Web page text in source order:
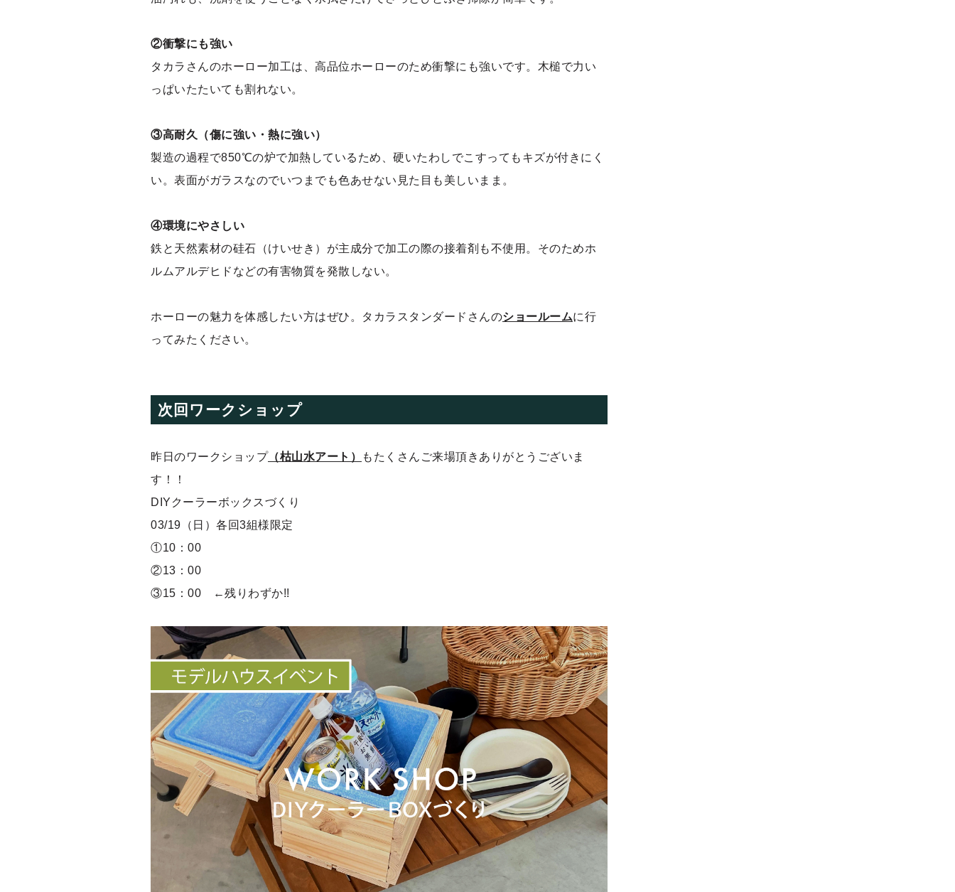
②衝撃にも強い
タカラさんのホーロー加工は、高品位ホーローのため衝撃にも強いです。木槌で力い
っぱいたたいても割れない。
③高耐久（傷に強い・熱に強い）
製造の過程で850℃の炉で加熱しているため、硬いたわしでこすってもキズが付きにく
い。表面がガラスなのでいつまでも色あせない見た目も美しいまま。
④環境にやさしい
鉄と天然素材の硅石（けいせき）が主成分で加工の際の接着剤も不使用。そのためホ
ルムアルデヒドなどの有害物質を発散しない。
ホーローの魅力を体感したい方はぜひ。タカラスタンダードさんのショールームに行
ってみたください。
次回ワークショップ
昨日のワークショップ（枯山水アート）
もたくさんご来場頂きありがとうございま
す！！
DIYクーラーボックスづくり
03/19（日）各回3組様限定
①10：00
②13：00
③15：00 ←残りわずか!!